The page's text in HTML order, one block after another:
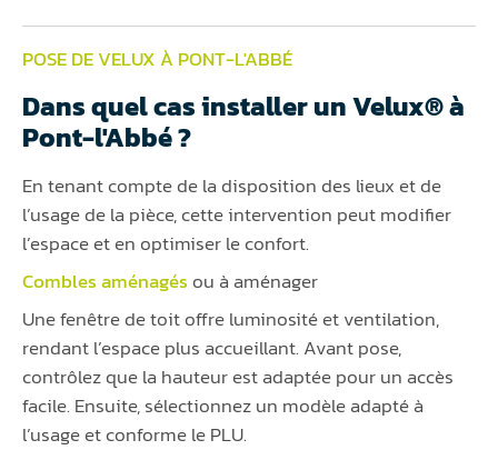
POSE DE VELUX À PONT-L'ABBÉ
Dans quel cas installer un Velux® à
Pont-l'Abbé ?
En tenant compte de la disposition des lieux et de
l’usage de la pièce, cette intervention peut modifier
l’espace et en optimiser le confort.
Combles aménagés ou à aménager
Une fenêtre de toit offre luminosité et ventilation,
rendant l’espace plus accueillant. Avant pose,
contrôlez que la hauteur est adaptée pour un accès
facile. Ensuite, sélectionnez un modèle adapté à
l’usage et conforme le PLU.